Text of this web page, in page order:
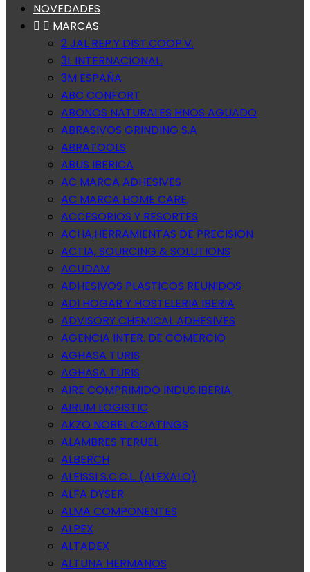
NOVEDADES
  MARCAS
2 JAL REP.Y DIST.COOP.V.
3L INTERNACIONAL.
3M ESPAÑA
ABC CONFORT
ABONOS NATURALES HNOS AGUADO
ABRASIVOS GRINDING S.A
ABRATOOLS
ABUS IBERICA
AC MARCA ADHESIVES
AC MARCA HOME CARE,
ACCESORIOS Y RESORTES
ACHA,HERRAMIENTAS DE PRECISION
ACTIA, SOURCING & SOLUTIONS
ACUDAM
ADHESIVOS PLASTICOS REUNIDOS
ADI HOGAR Y HOSTELERIA IBERIA
ADVISORY CHEMICAL ADHESIVES
AGENCIA INTER. DE COMERCIO
AGHASA TURIS
AGHASA TURIS
AIRE COMPRIMIDO INDUS.IBERIA.
AIRUM LOGISTIC
AKZO NOBEL COATINGS
ALAMBRES TERUEL
ALBERCH
ALEISSI S.C.C.L. (ALEXALO)
ALFA DYSER
ALMA COMPONENTES
ALPEX
ALTADEX
ALTUNA HERMANOS